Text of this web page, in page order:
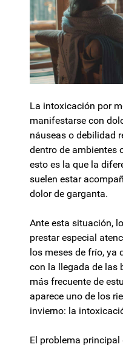
La intoxicación por
manifestarse con
náuseas o debilidad
dentro de ambientes
esto es la que la
suelen estar
dolor de garganta.
Ante esta situación,
prestar especial
los meses de frío, ya
con la llegada de las
más frecuente de
aparece uno de los
invierno: la
El problema principal